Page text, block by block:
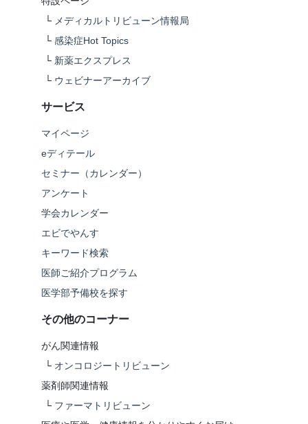
└ メディカルトリビューン情報局
└ 感染症Hot Topics
└ 新薬エクスプレス
└ ウェビナーアーカイブ
サービス
マイページ
eディテール
セミナー（カレンダー）
アンケート
学会カレンダー
エビでやんす
キーワード検索
医師ご紹介プログラム
医学部予備校を探す
その他のコーナー
がん関連情報
└ オンコロジートリビューン
薬剤師関連情報
└ ファーマトリビューン